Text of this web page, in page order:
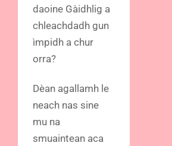
daoine Gàidhlig a
chleachdadh gun
ìmpidh a chur
orra?
Dèan agallamh le
neach nas sine
mu na
smuaintean aca